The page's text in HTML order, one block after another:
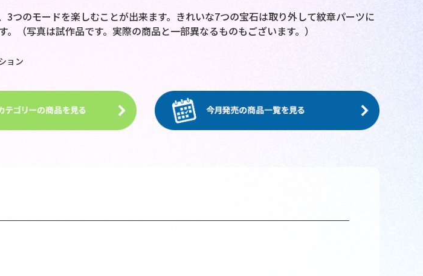
3つのモードを楽しむことが出来ます。きれいな7つの宝石は取り外して紋章パーツに
。（写真は試作品です。実際の商品と一部異なるものもございます。）
ョン